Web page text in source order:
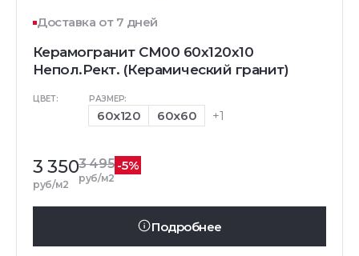
Доставка от 7 дней
Керамогранит CM00 60x120x10
Непол.Рект. (Керамический гранит)
ЦВЕТ: РАЗМЕР:
60x120 60x60 +1
3 350
руб/м2
3 495
руб/м2
-5%
Подробнее